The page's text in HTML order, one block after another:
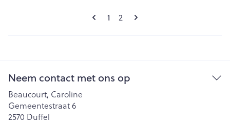
Pagina's
U lees momenteel pagina
1 Pagina
2
Neem contact met ons op
Beaucourt, Caroline
Gemeentestraat 6
2570 Duffel